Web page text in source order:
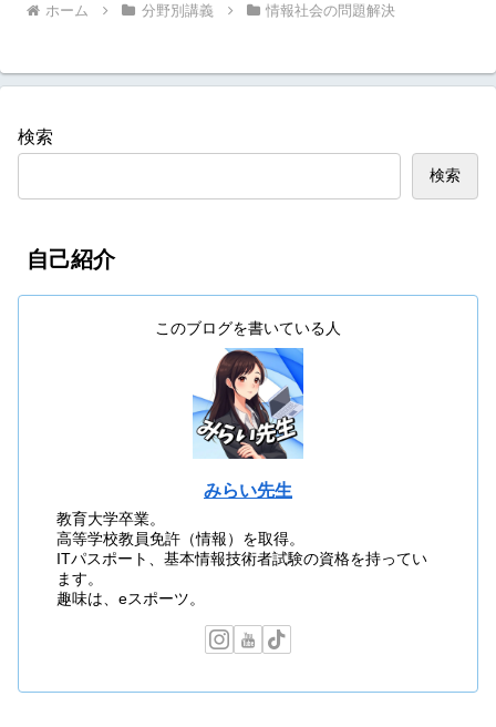
ホーム 分野別講義 情報社会の問題解決
検索
検索
自己紹介
このブログを書いている人
みらい先生
教育大学卒業。
高等学校教員免許（情報）を取得。
ITパスポート、基本情報技術者試験の資格を持ってい
ます。
趣味は、eスポーツ。